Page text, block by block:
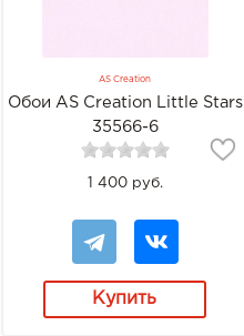
AS Creation
Обои AS Creation Little Stars
35566-6
1 400 руб.
Купить